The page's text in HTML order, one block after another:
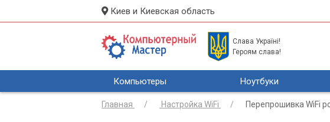
Киев и Киевская область
Слава Україні!
Героям слава!
Компьютеры Ноутбуки
Главная Настройка WiFi Перепрошивка WiFi